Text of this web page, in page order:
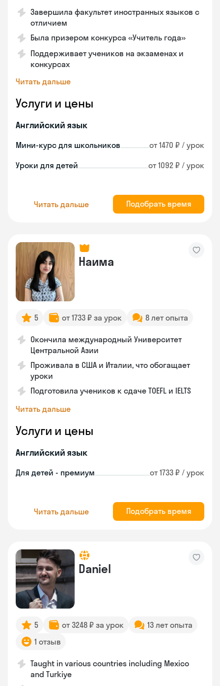
Завершила факультет иностранных языков с
отличием
Была призером конкурса «Учитель года»
Поддерживает учеников на экзаменах и
конкурсах
Читать дальше
Услуги и цены
Английский язык
Мини-курс для школьников от 1470 ₽ / урок
Уроки для детей от 1092 ₽ / урок
Читать дальше Подобрать время
Наима
5 от 1733 ₽ за урок 8 лет опыта
Окончила международный Университет
Центральной Азии
Проживала в США и Италии, что обогащает
уроки
Подготовила учеников к сдаче TOEFL и IELTS
Читать дальше
Услуги и цены
Английский язык
Для детей - премиум от 1733 ₽ / урок
Читать дальше Подобрать время
Daniel
5 от 3248 ₽ за урок
13 лет опыта
1 отзыв
Taught in various countries including Mexico
and Turkiye